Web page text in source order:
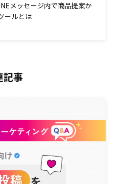
メッセージ内で商品提案か
ールとは
記事